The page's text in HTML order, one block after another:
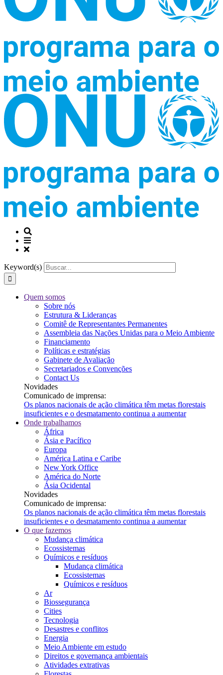
Keyword(s)
Quem somos
Sobre nós
Estrutura & Lideranças
Comitê de Representantes Permanentes
Assembleia das Nações Unidas para o Meio Ambiente
Financiamento
Políticas e estratégias
Gabinete de Avaliação
Secretariados e Convenções
Contact Us
Novidades
Comunicado de imprensa:
Os planos nacionais de ação climática têm metas florestais
insuficientes e o desmatamento continua a aumentar
Onde trabalhamos
África
Ásia e Pacífico
Europa
América Latina e Caribe
New York Office
América do Norte
Ásia Ocidental
Novidades
Comunicado de imprensa:
Os planos nacionais de ação climática têm metas florestais
insuficientes e o desmatamento continua a aumentar
O que fazemos
Mudança climática
Ecossistemas
Químicos e resíduos
Mudança climática
Ecossistemas
Químicos e resíduos
Ar
Biossegurança
Cities
Tecnologia
Desastres e conflitos
Energia
Meio Ambiente em estudo
Direitos e governança ambientais
Atividades extrativas